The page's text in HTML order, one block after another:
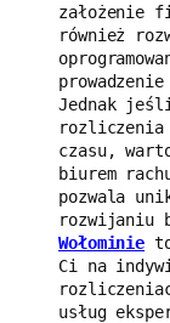
założenie
również
Jednak
rozliczenia
czasu,
biurem
pozwala
rozwijaniu
Wołominie
Ci na
usług